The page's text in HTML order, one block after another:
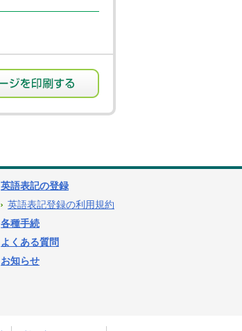
英語表記の登録
英語表記登録の利用規約
各種手続
よくある質問
お知らせ